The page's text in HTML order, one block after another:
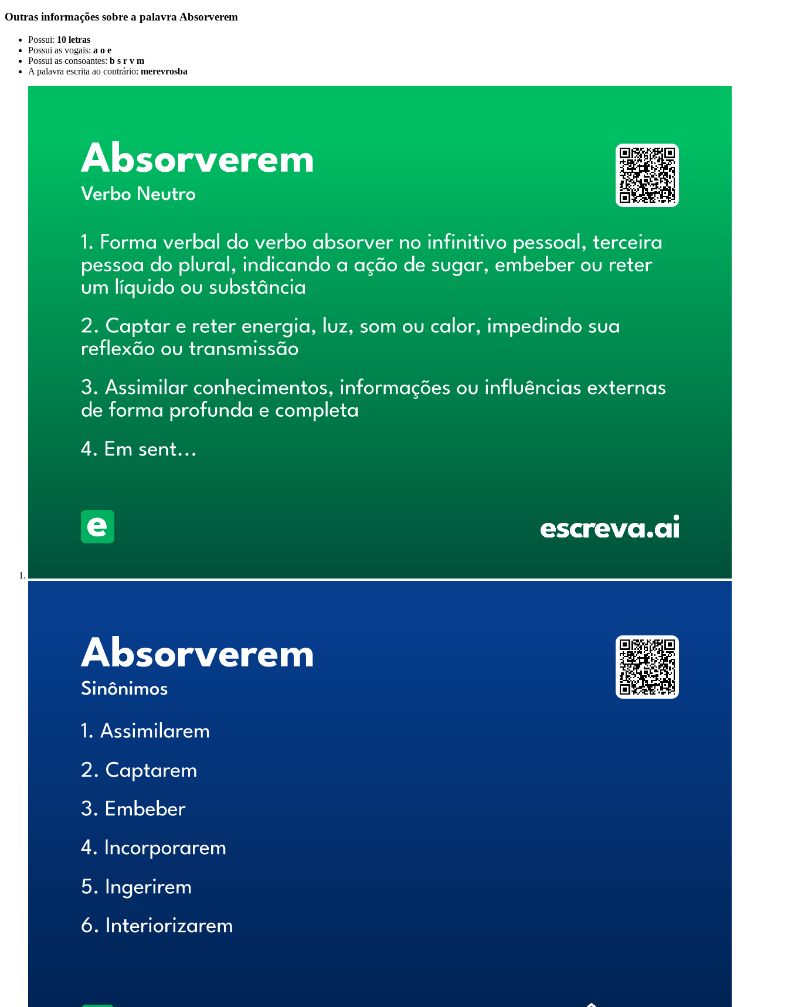
Outras informações sobre a palavra Absorverem
Possui: 10 letras
Possui as vogais: a o e
Possui as consoantes: b s r v m
A palavra escrita ao contrário: merevrosba